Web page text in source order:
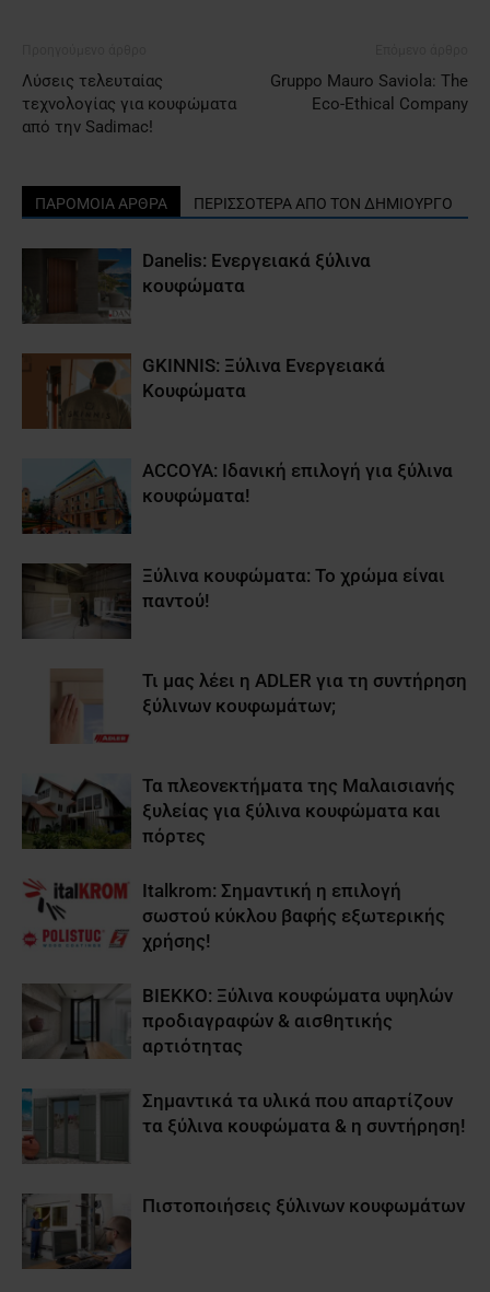
Λύσεις τελευταίας
τεχνολογίας για κουφώματα
από την Sadimac!
Gruppo Mauro Saviola: The
Eco-Ethical Company
ΠΑΡΟΜΟΙΑ ΑΡΘΡΑ ΠΕΡΙΣΣΟΤΕΡΑ ΑΠΟ ΤΟΝ ΔΗΜΙΟΥΡΓΟ
Danelis: Ενεργειακά ξύλινα
κουφώματα
GKINNIS: Ξύλινα Ενεργειακά
Κουφώματα
ACCOYA: Ιδανική επιλογή για ξύλινα
κουφώματα!
Ξύλινα κουφώματα: Το χρώμα είναι
παντού!
Τι μας λέει η ADLER για τη συντήρηση
ξύλινων κουφωμάτων;
Τα πλεονεκτήματα της Μαλαισιανής
ξυλείας για ξύλινα κουφώματα και
πόρτες
Italkrom: Σημαντική η επιλογή
σωστού κύκλου βαφής εξωτερικής
χρήσης!
BIEKKO: Ξύλινα κουφώματα υψηλών
προδιαγραφών & αισθητικής
αρτιότητας
Σημαντικά τα υλικά που απαρτίζουν
τα ξύλινα κουφώματα & η συντήρηση!
Πιστοποιήσεις ξύλινων κουφωμάτων